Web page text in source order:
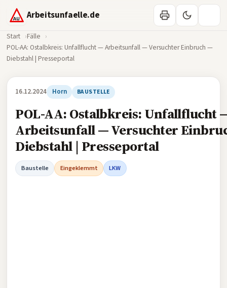
Arbeitsunfaelle.de
Start
Fälle
POL-AA: Ostalbkreis: Unfallflucht — Arbeitsunfall — Versuchter Einbruch —
Diebstahl | Presseportal
16.12.2024 Horn BAUSTELLE
POL-AA: Ostalbkreis: Unfallflucht
Arbeitsunfall — Versuchter
Diebstahl | Presseportal
Baustelle Eingeklemmt LKW